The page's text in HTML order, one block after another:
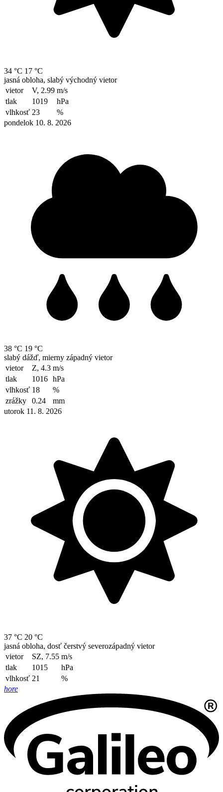
34 °C 17 °C
jasná obloha, slabý východný vietor
vietor
V, 2.99 m/s
tlak
1019
hPa
vlhkosť 23
%
pondelok 10. 8. 2026
38 °C 19 °C
slabý dážď, mierny západný vietor
vietor
Z, 4.3 m/s
tlak
1016 hPa
vlhkosť 18
%
zrážky
0.24
mm
utorok 11. 8. 2026
37 °C 20 °C
jasná obloha, dosť čerstvý severozápadný vietor
vietor
SZ, 7.55 m/s
tlak
1015
hPa
vlhkosť 21
%
hore